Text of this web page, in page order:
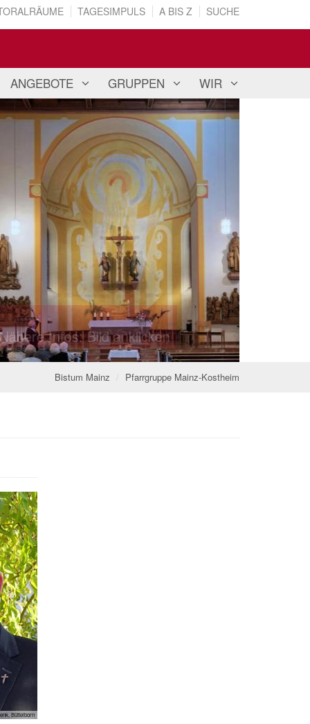
TAGESIMPULS A BIS Z SUCHE
ANGEBOTE GRUPPEN WIR
© Werner Braun
Bild anklicken
Bild anklicken
Bistum Mainz Pfarrgruppe Mainz-Kostheim
Büttelborn